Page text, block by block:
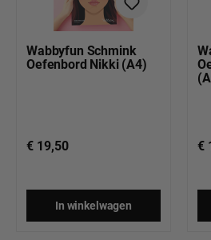
Wabbyfun Schmink
Oefenbord Nikki (A4)
€ 19,50
In winkelwagen
€